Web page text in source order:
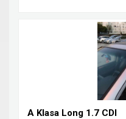
A Klasa Long 1.7 CDI